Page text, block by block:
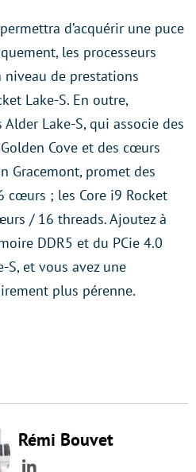
d’acquérir une puce
les processeurs
de prestations
Lake-S. En outre,
Lake-S, qui associe des
Cove et des cœurs
Gracemont, promet des
cœurs ; les Core i9 Rocket
/ 16 threads. Ajoutez à
DDR5 et du PCie 4.0
S, et vous avez une
plus pérenne.
Rémi Bouvet